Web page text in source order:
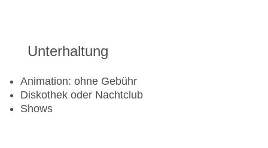
Unterhaltung
Animation: ohne Gebühr
Diskothek oder Nachtclub
Shows